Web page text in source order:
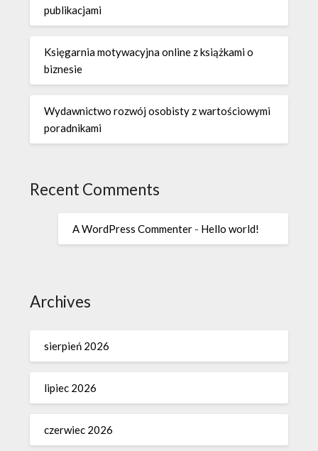
publikacjami
Księgarnia motywacyjna online z książkami o
biznesie
Wydawnictwo rozwój osobisty z wartościowymi
poradnikami
Recent Comments
A WordPress Commenter - Hello world!
Archives
sierpień 2026
lipiec 2026
czerwiec 2026